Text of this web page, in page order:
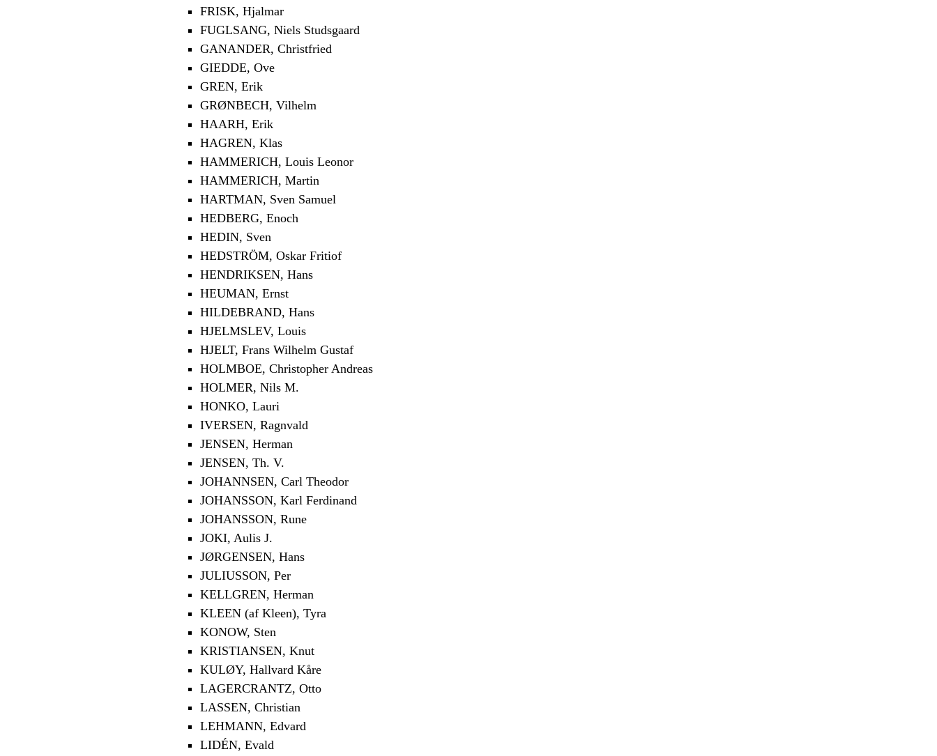
FRISK, Hjalmar
FUGLSANG, Niels Studsgaard
GANANDER, Christfried
GIEDDE, Ove
GREN, Erik
GRØNBECH, Vilhelm
HAARH, Erik
HAGREN, Klas
HAMMERICH, Louis Leonor
HAMMERICH, Martin
HARTMAN, Sven Samuel
HEDBERG, Enoch
HEDIN, Sven
HEDSTRÖM, Oskar Fritiof
HENDRIKSEN, Hans
HEUMAN, Ernst
HILDEBRAND, Hans
HJELMSLEV, Louis
HJELT, Frans Wilhelm Gustaf
HOLMBOE, Christopher Andreas
HOLMER, Nils M.
HONKO, Lauri
IVERSEN, Ragnvald
JENSEN, Herman
JENSEN, Th. V.
JOHANNSEN, Carl Theodor
JOHANSSON, Karl Ferdinand
JOHANSSON, Rune
JOKI, Aulis J.
JØRGENSEN, Hans
JULIUSSON, Per
KELLGREN, Herman
KLEEN (af Kleen), Tyra
KONOW, Sten
KRISTIANSEN, Knut
KULØY, Hallvard Kåre
LAGERCRANTZ, Otto
LASSEN, Christian
LEHMANN, Edvard
LIDÉN, Evald